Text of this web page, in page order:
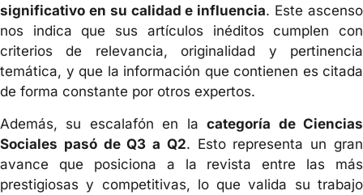
significativo en su calidad e influencia. Este ascenso
nos indica que sus artículos inéditos cumplen con
criterios de relevancia, originalidad y pertinencia
temática, y que la información que contienen es citada
de forma constante por otros expertos.
Además, su escalafón en lacategoría de Ciencias
Sociales pasó de Q3 a Q2. Esto representa un gran
avance que posiciona a la revista entre las más
prestigiosas y competitivas, lo que valida su trabajo